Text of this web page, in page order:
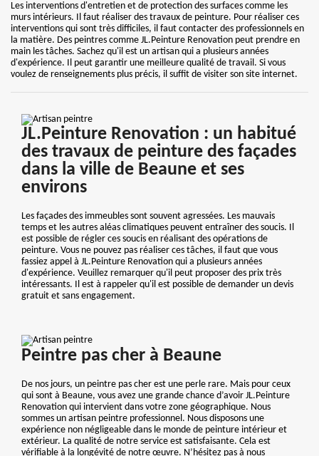
Les interventions d'entretien et de protection des surfaces comme les
murs intérieurs. Il faut réaliser des travaux de peinture. Pour réaliser ces
interventions qui sont très difficiles, il faut contacter des professionnels en
la matière. Des peintres comme JL.Peinture Renovation peut prendre en
main les tâches. Sachez qu'il est un artisan qui a plusieurs années
d'expérience. Il peut garantir une meilleure qualité de travail. Si vous
voulez de renseignements plus précis, il suffit de visiter son site internet.
JL.Peinture Renovation : un habitué
des travaux de peinture des façades
dans la ville de Beaune et ses
environs
Les façades des immeubles sont souvent agressées. Les mauvais
temps et les autres aléas climatiques peuvent entraîner des soucis. Il
est possible de régler ces soucis en réalisant des opérations de
peinture. Vous ne pouvez pas réaliser ces tâches, il faut que vous
fassiez appel à JL.Peinture Renovation qui a plusieurs années
d'expérience. Veuillez remarquer qu'il peut proposer des prix très
intéressants. Il est à rappeler qu'il est possible de demander un devis
gratuit et sans engagement.
Peintre pas cher à Beaune
De nos jours, un peintre pas cher est une perle rare. Mais pour ceux
qui sont à Beaune, vous avez une grande chance d’avoir JL.Peinture
Renovation qui intervient dans votre zone géographique. Nous
sommes un artisan peintre professionnel. Nous disposons une
expérience non négligeable dans le monde de peinture intérieur et
extérieur. La qualité de notre service est satisfaisante. Cela est
vérifiable à la longévité de notre œuvre. N’hésitez pas à nous